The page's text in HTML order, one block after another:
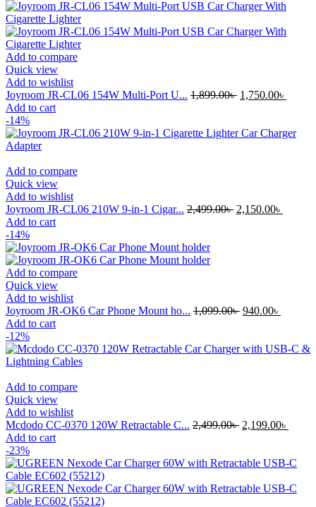
Add to compare
Quick view
Add to wishlist
Joyroom JR-CL06 154W Multi-Port U... 1,899.00৳ 1,750.00৳
Add to cart
-14%
Add to compare
Quick view
Add to wishlist
Joyroom JR-CL06 210W 9-in-1 Cigar... 2,499.00৳ 2,150.00৳
Add to cart
-14%
Add to compare
Quick view
Add to wishlist
Joyroom JR-OK6 Car Phone Mount ho... 1,099.00৳ 940.00৳
Add to cart
-12%
Add to compare
Quick view
Add to wishlist
Mcdodo CC-0370 120W Retractable C... 2,499.00৳ 2,199.00৳
Add to cart
-23%